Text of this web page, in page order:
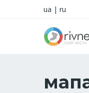
ua | ru